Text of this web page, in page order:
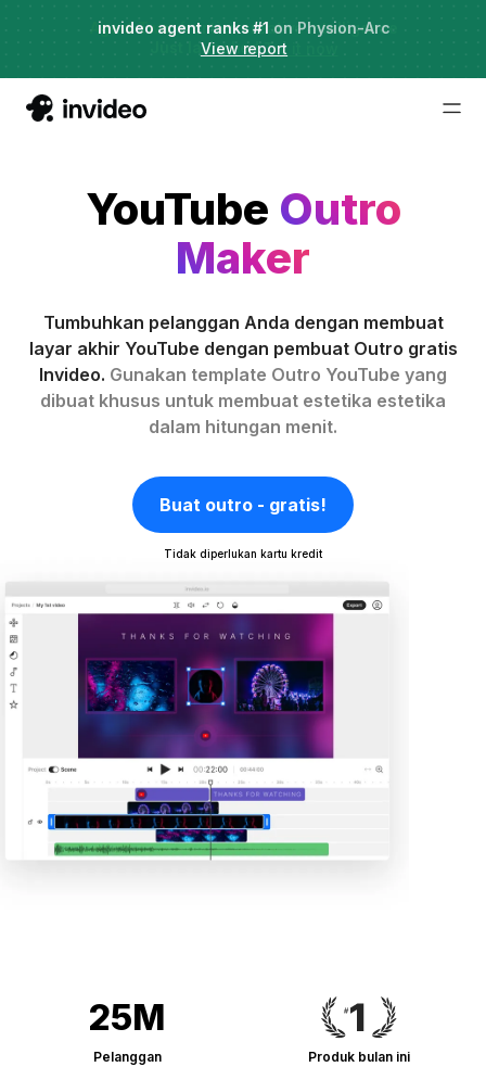
Just launched·
Agent Two, frontier creative intelligence
Try it now
invideo agent ranks #1 on Physion-Arc
YouTube Outro
Maker
Tumbuhkan pelanggan Anda dengan membuat
layar akhir YouTube dengan pembuat Outro gratis
Invideo. Gunakan template Outro YouTube yang
dibuat khusus untuk membuat estetika estetika
dalam hitungan menit.
Buat outro - gratis!
Tidak diperlukan kartu kredit
25M
Pelanggan Produk bulan ini